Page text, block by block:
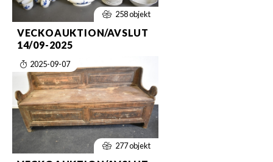
258 objekt
VECKOAUKTION/AVSLUT
14/09-2025
2025-09-07
277 objekt